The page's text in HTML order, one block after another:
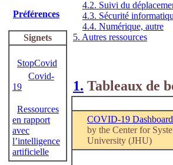
Préférences
Signets
StopCovid
Covid-
19
Ressources
en rapport
avec
l’intelligence
artificielle
4.2. Suivi du
4.3. Sécurité
4.4. Numérique, autre
5. Autres ressources
1. Tableaux de
COVID-19 Dashboard
by the Center for
University (JHU)